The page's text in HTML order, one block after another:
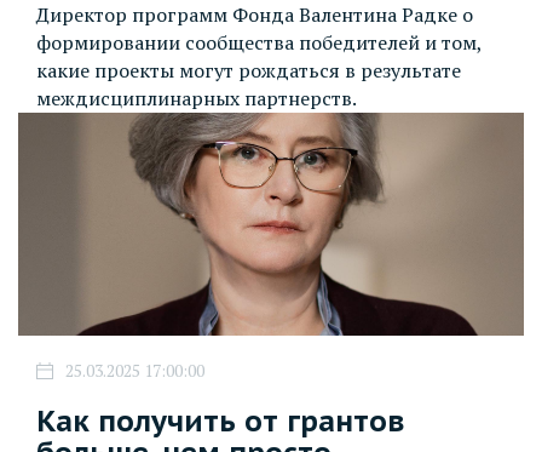
Директор программ Фонда Валентина Радке о
формировании сообщества победителей и том,
какие проекты могут рождаться в результате
междисциплинарных партнерств.
25.03.2025 17:00:00
Как получить от грантов